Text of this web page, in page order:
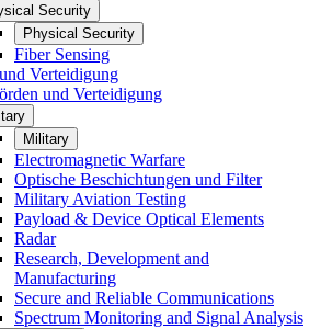
Security
Physical Security
Fiber Sensing
Verteidigung
und Verteidigung
Military
Electromagnetic Warfare
Optische Beschichtungen und Filter
Military Aviation Testing
Payload & Device Optical Elements
Radar
Research, Development and
Manufacturing
Secure and Reliable Communications
Spectrum Monitoring and Signal Analysis